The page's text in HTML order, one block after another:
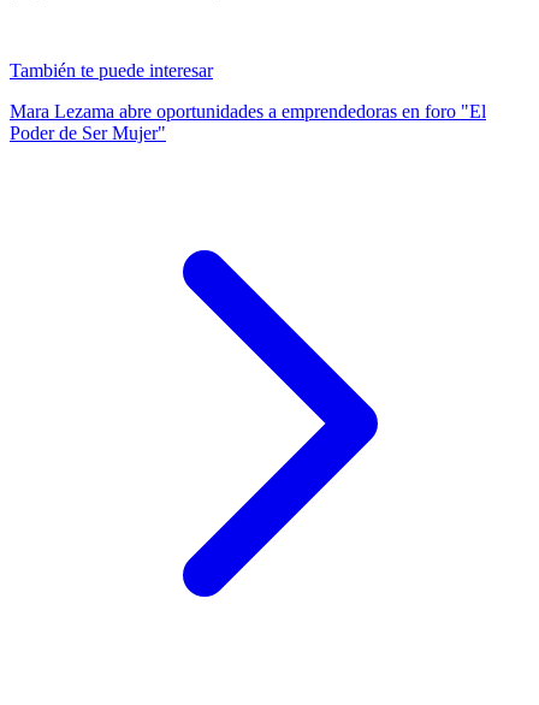
También te puede interesar
Mara Lezama abre oportunidades a emprendedoras en foro "El
Poder de Ser Mujer"